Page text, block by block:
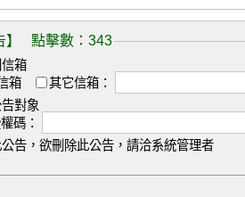
】 點擊數：343
箱
箱
其它信箱：
對象
碼：
告，欲刪除此公告，請洽系統管理者